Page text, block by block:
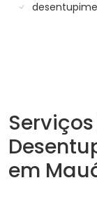
em